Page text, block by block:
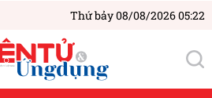
Thứ bảy 08/08/2026 05:22